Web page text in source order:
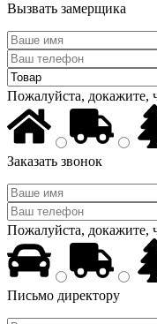
Вызвать замерщика
Пожалуйста, докажите,
Заказать звонок
Пожалуйста, докажите,
Письмо директору